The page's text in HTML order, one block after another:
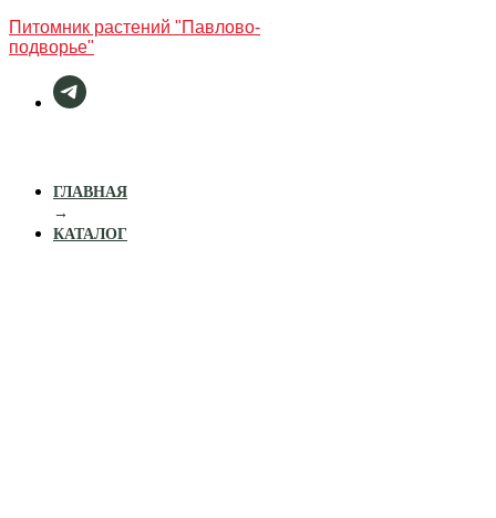
Питомник растений "Павлово-
подворье"
ГЛАВНАЯ
→
КАТАЛОГ